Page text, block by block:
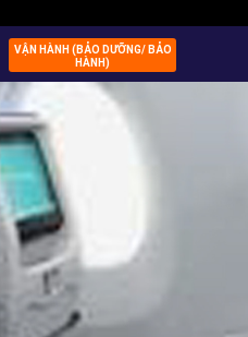
VẬN HÀNH (BẢO DƯỠNG/ BẢO
HÀNH)